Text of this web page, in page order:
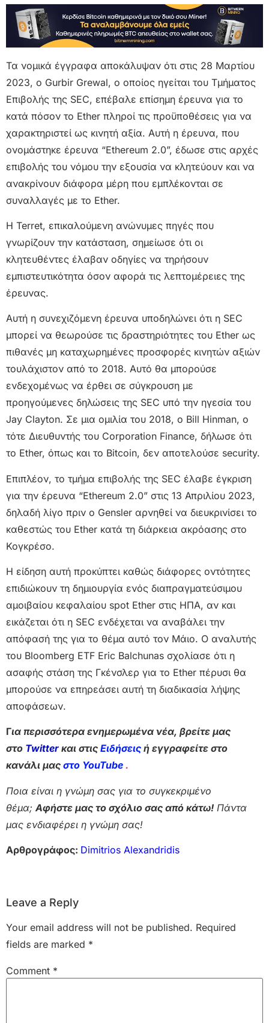
Τα νομικά έγγραφα αποκάλυψαν ότι στις 28 Μαρτίου
2023, ο Gurbir Grewal, ο οποίος ηγείται του Τμήματος
Επιβολής της SEC, επέβαλε επίσημη έρευνα για το
κατά πόσον το Ether πληροί τις προϋποθέσεις για να
χαρακτηριστεί ως κινητή αξία. Αυτή η έρευνα, που
ονομάστηκε έρευνα “Ethereum 2.0”, έδωσε στις αρχές
επιβολής του νόμου την εξουσία να κλητεύουν και να
ανακρίνουν διάφορα μέρη που εμπλέκονται σε
συναλλαγές με το Ether.
Η Terret, επικαλούμενη ανώνυμες πηγές που
γνωρίζουν την κατάσταση, σημείωσε ότι οι
κλητευθέντες έλαβαν οδηγίες να τηρήσουν
εμπιστευτικότητα όσον αφορά τις λεπτομέρειες της
έρευνας.
Αυτή η συνεχιζόμενη έρευνα υποδηλώνει ότι η SEC
μπορεί να θεωρούσε τις δραστηριότητες του Ether ως
πιθανές μη καταχωρημένες προσφορές κινητών αξιών
τουλάχιστον από το 2018. Αυτό θα μπορούσε
ενδεχομένως να έρθει σε σύγκρουση με
προηγούμενες δηλώσεις της SEC υπό την ηγεσία του
Jay Clayton. Σε μια ομιλία του 2018, ο Bill Hinman, ο
τότε Διευθυντής του Corporation Finance, δήλωσε ότι
το Ether, όπως και το Bitcoin, δεν αποτελούσε security.
Επιπλέον, το τμήμα επιβολής της SEC έλαβε έγκριση
για την έρευνα “Ethereum 2.0” στις 13 Απριλίου 2023,
δηλαδή λίγο πριν ο Gensler αρνηθεί να διευκρινίσει το
καθεστώς του Ether κατά τη διάρκεια ακρόασης στο
Κογκρέσο.
Η είδηση αυτή προκύπτει καθώς διάφορες οντότητες
επιδιώκουν τη δημιουργία ενός διαπραγματεύσιμου
αμοιβαίου κεφαλαίου spot Ether στις ΗΠΑ, αν και
εικάζεται ότι η SEC ενδέχεται να αναβάλει την
απόφασή της για το θέμα αυτό τον Μάιο. Ο αναλυτής
του Bloomberg ETF Eric Balchunas σχολίασε ότι η
ασαφής στάση της Γκένσλερ για το Ether πέρυσι θα
μπορούσε να επηρεάσει αυτή τη διαδικασία λήψης
αποφάσεων.
Για περισσότερα ενημερωμένα νέα, βρείτε μας
στο Twitter και στις Ειδήσεις ή εγγραφείτε στο
κανάλι μας στο YouTube .
Ποια είναι η γνώμη σας για το συγκεκριμένο
θέμα; Αφήστε μας το σχόλιο σας από κάτω! Πάντα
μας ενδιαφέρει η γνώμη σας!
Αρθρογράφος: Dimitrios Alexandridis
Leave a Reply
Your email address will not be published. Required
fields are marked *
Comment *